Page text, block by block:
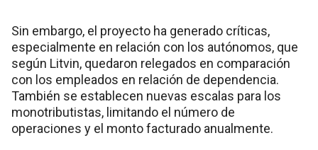
Sin embargo, el proyecto ha generado críticas,
especialmente en relación con los autónomos, que
según Litvin, quedaron relegados en comparación
con los empleados en relación de dependencia.
También se establecen nuevas escalas para los
monotributistas, limitando el número de
operaciones y el monto facturado anualmente.